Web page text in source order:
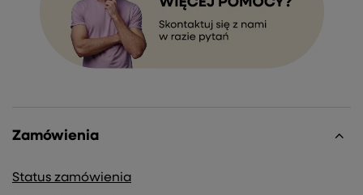
Zamówienia
Status zamówienia